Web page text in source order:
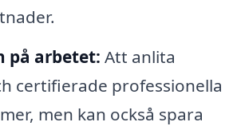
på arbetet: Att anlita
certifierade professionella
men kan också spara